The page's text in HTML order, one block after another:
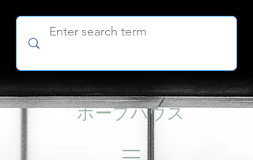
ホープハウス